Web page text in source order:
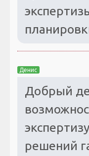
Денис
Добрый
решений